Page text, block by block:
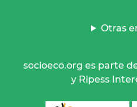
Otras
socioeco.org es parte
y Ripess